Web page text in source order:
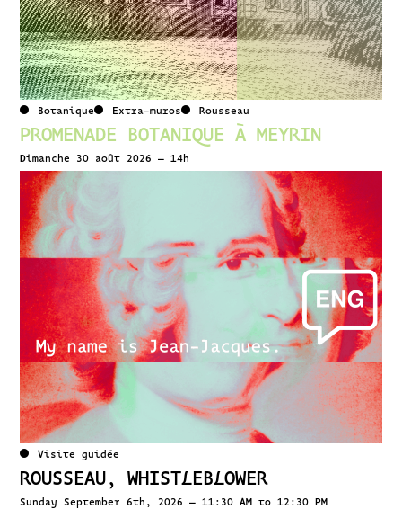
Botanique Extra-muros Rousseau
PROMENADE BOTANIQUE À MEYRIN
Dimanche 30 août 2026 – 14h
Visite guidée
ROUSSEAU, WHISTLEBLOWER
Sunday September 6th, 2026 – 11:30 AM to 12:30 PM